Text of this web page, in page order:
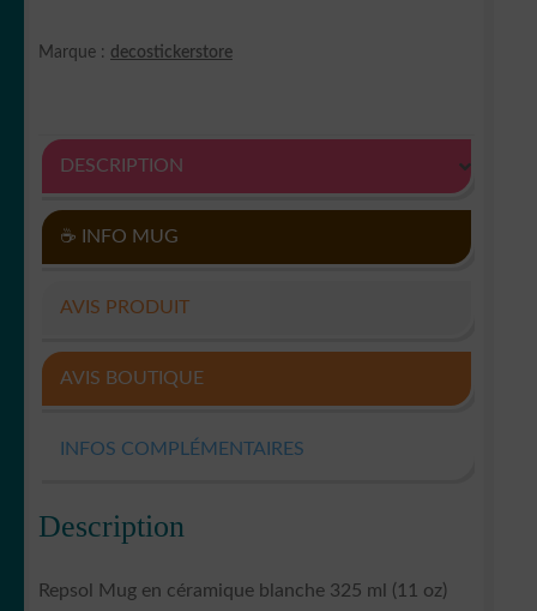
Marque : decostickerstore
DESCRIPTION
☕ INFO MUG
AVIS PRODUIT
AVIS BOUTIQUE
INFOS COMPLÉMENTAIRES
Description
Repsol Mug en céramique blanche 325 ml (11 oz)